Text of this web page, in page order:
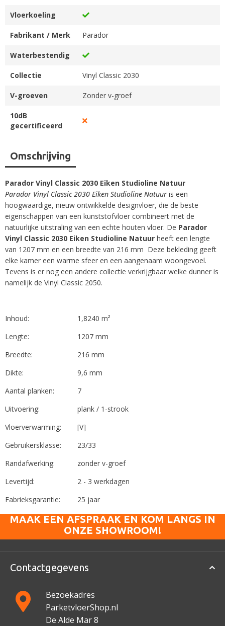
Omschrijving
Parador Vinyl Classic 2030 Eiken Studioline Natuur
Parador Vinyl Classic 2030 Eiken Studioline Natuur is een
hoogwaardige, nieuw ontwikkelde designvloer, die de beste
eigenschappen van een kunststofvloer combineert met de
natuurlijke uitstraling van een echte houten vloer. De Parador
Vinyl Classic 2030 Eiken Studioline Natuur heeft een lengte
van 1207 mm en een breedte van 216 mm Deze bekleding geeft
elke kamer een warme sfeer en een aangenaam woongevoel.
Tevens is er nog een andere collectie verkrijgbaar welke dunner is
namelijk de Vinyl Classic 2050.
Inhoud:
1,8240 m²
Lengte:
1207 mm
Breedte:
216 mm
Dikte:
9,6 mm
Aantal planken:
7
Uitvoering:
plank / 1-strook
Vloerverwarming:
[V]
Gebruikersklasse:
23/33
Randafwerking:
zonder v-groef
Levertijd:
2 - 3 werkdagen
Fabrieksgarantie:
25 jaar
Vloerkoeling
Fabrikant / Merk Parador
Waterbestendig
Collectie Vinyl Classic 2030
V-groeven Zonder v-groef
10dB
gecertificeerd
MAAK EEN AFSPRAAK EN KOM LANGS IN
ONZE SHOWROOM!
Contactgegevens
Bezoekadres
ParketvloerShop.nl
De Alde Mar 8